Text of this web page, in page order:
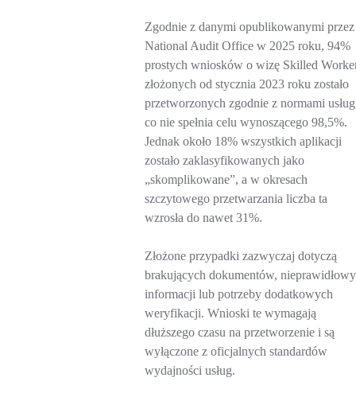
Zgodnie z danymi opublikowanymi przez
National Audit Office w 2025 roku, 94%
prostych wniosków o wizę Skilled
złożonych od stycznia 2023 roku zostało
przetworzonych zgodnie z normami
co nie spełnia celu wynoszącego 98,5%.
Jednak około 18% wszystkich aplikacji
zostało zaklasyfikowanych jako
„skomplikowane”, a w okresach
szczytowego przetwarzania liczba ta
wzrosła do nawet 31%.
Złożone przypadki zazwyczaj dotyczą
brakujących dokumentów,
informacji lub potrzeby dodatkowych
weryfikacji. Wnioski te wymagają
dłuższego czasu na przetworzenie i są
wyłączone z oficjalnych standardów
wydajności usług.